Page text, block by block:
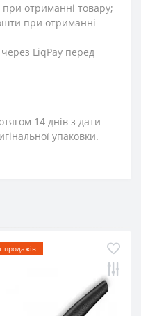
при отриманні товару;
при отриманні
LiqPay перед
14 днів з дати
упаковки.
продажів